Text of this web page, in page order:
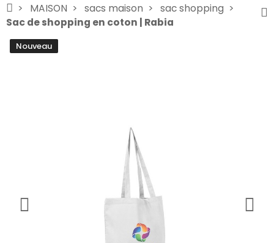
MAISON sacs maison
sac shopping
Sac de shopping en coton | Rabia
Nouveau